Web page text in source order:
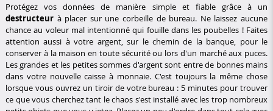
Protégez vos données de manière simple et fiable grâce à un
destructeur à placer sur une corbeille de bureau. Ne laissez aucune
chance au voleur mal intentionné qui fouille dans les poubelles ! Faites
attention aussi à votre argent, sur le chemin de la banque, pour le
conserver à la maison en toute sécurité ou lors d'un marché aux puces.
Les grandes et les petites sommes d'argent sont entre de bonnes mains
dans votre nouvelle caisse à monnaie. C'est toujours la même chose
lorsque vous ouvrez un tiroir de votre bureau : 5 minutes pour trouver
ce que vous cherchez tant le chaos s'est installé avec les trop nombreux